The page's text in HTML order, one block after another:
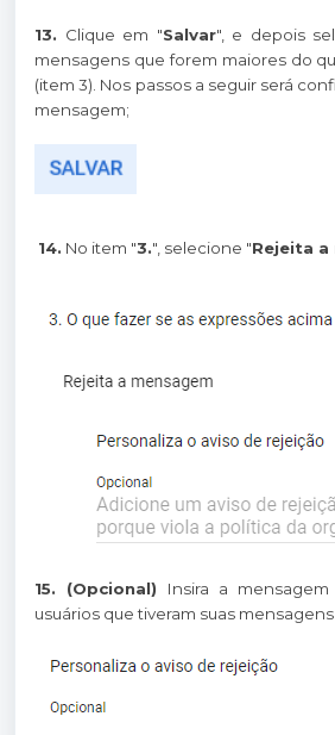
13. Clique em "Salvar", e depois
mensagens que forem maiores do
(item 3). Nos passos a seguir será
mensagem;
14. No item "3.", selecione "Rejeita a
15. (Opcional) Insira a
usuários que tiveram suas